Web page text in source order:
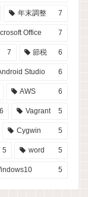
年末調整 7
Office 7
7 節税 6
Studio 6
AWS 6
6 Vagrant 5
Cygwin 5
5 word 5
5